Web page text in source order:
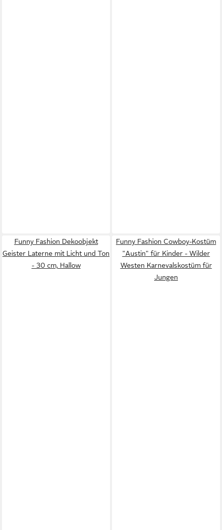
Funny Fashion Dekoobjekt
Geister Laterne mit Licht und Ton
- 30 cm, Hallow
Funny Fashion Cowboy-Kostüm
"Austin" für Kinder - Wilder
Westen Karnevalskostüm für
Jungen